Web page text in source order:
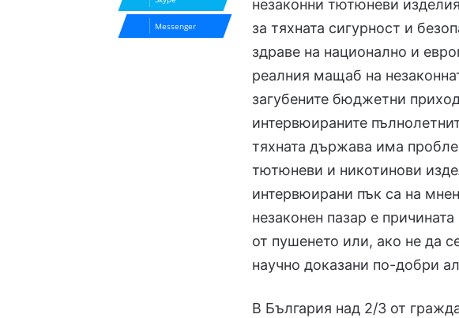
незаконни тютюневи
за тяхната сигурност и
здраве на национално и
реалния мащаб на
загубените бюджетни
интервюираните
тяхната държава има
тютюневи и никотинови
интервюирани пък са на
незаконен пазар е
от пушенето или, ако не да
научно доказани по-добри
В България над 2/3 от
Messenger